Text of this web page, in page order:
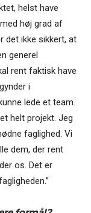
helst have
høj grad af
det ikke sikkert, at
generel
rent faktisk have
i
lede et team.
helt projekt. Jeg
faglighed. Vi
dem, der rent
os. Det er